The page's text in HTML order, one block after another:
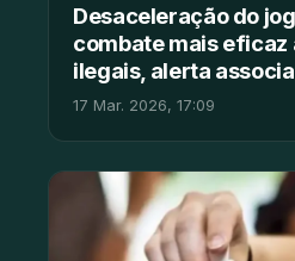
Desaceleração do
combate mais
ilegais, alerta
17 Mar. 2026, 17:09